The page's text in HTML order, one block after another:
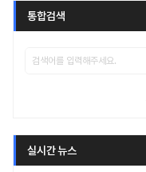
통합검색
실시간 뉴스